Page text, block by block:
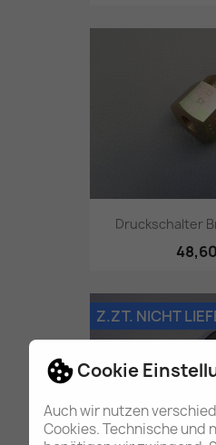
Cookie
Auch wir nutzen
Cookies. Technische und
Druckschalter
Z.ZT. NICHT